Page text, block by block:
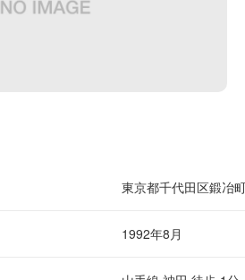
東京都千代田区鍛冶
1992年8月